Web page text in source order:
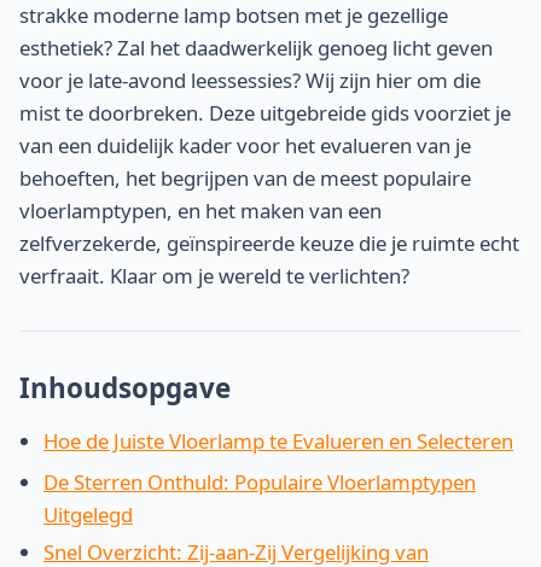
strakke moderne lamp botsen met je gezellige
esthetiek? Zal het daadwerkelijk genoeg licht geven
voor je late-avond leessessies? Wij zijn hier om die
mist te doorbreken. Deze uitgebreide gids voorziet je
van een duidelijk kader voor het evalueren van je
behoeften, het begrijpen van de meest populaire
vloerlamptypen, en het maken van een
zelfverzekerde, geïnspireerde keuze die je ruimte echt
verfraait. Klaar om je wereld te verlichten?
Inhoudsopgave
Hoe de Juiste Vloerlamp te Evalueren en Selecteren
De Sterren Onthuld: Populaire Vloerlamptypen
Uitgelegd
Snel Overzicht: Zij-aan-Zij Vergelijking van